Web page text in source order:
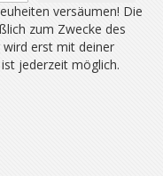
versäumen! Die
zum Zwecke des
wird erst mit deiner
jederzeit möglich.